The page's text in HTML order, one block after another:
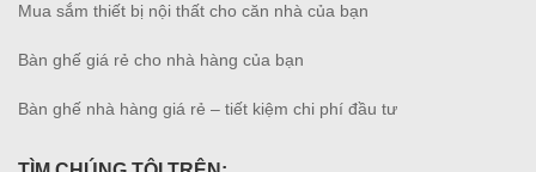
Mua sắm thiết bị nội thất cho căn nhà của bạn
Bàn ghế giá rẻ cho nhà hàng của bạn
Bàn ghế nhà hàng giá rẻ – tiết kiệm chi phí đầu tư